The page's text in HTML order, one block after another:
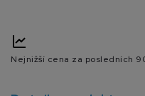
Nejnižší cena za posledních